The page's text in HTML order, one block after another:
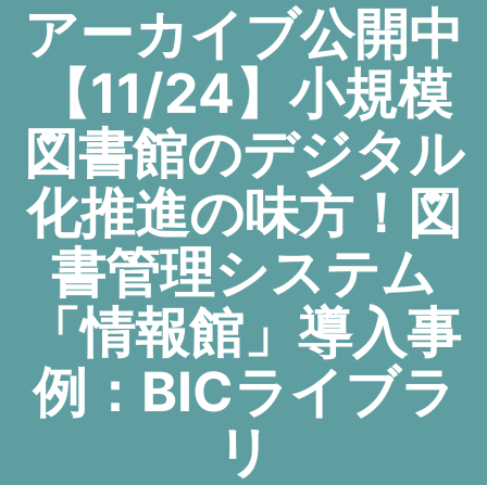
アーカイブ公開中
【11/24】小規模
図書館のデジタル
化推進の味方！図
書管理システム
「情報館」導入事
例：BICライブラ
リ